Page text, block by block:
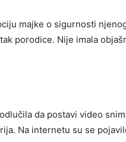
majke o sigurnosti
porodice. Nije imala
da postavi video
Na internetu su se